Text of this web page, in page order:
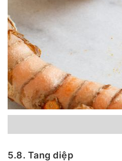
5.8. Tang diệp